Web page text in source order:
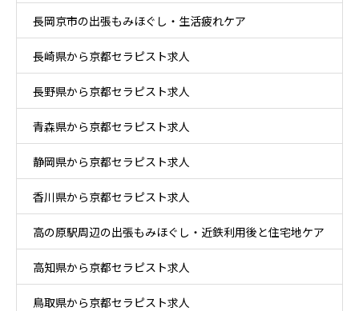
長岡京市の出張もみほぐし・生活疲れケア
長崎県から京都セラピスト求人
長野県から京都セラピスト求人
青森県から京都セラピスト求人
静岡県から京都セラピスト求人
香川県から京都セラピスト求人
高の原駅周辺の出張もみほぐし・近鉄利用後と住宅地ケア
高知県から京都セラピスト求人
鳥取県から京都セラピスト求人